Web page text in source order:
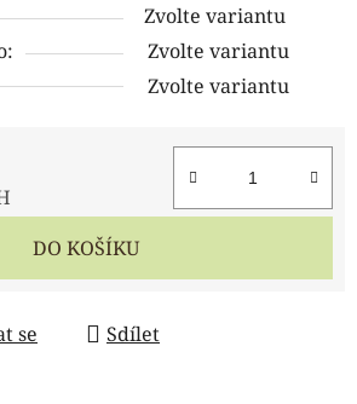
Zvolte variantu
Zvolte variantu
Zvolte variantu
DO KOŠÍKU
se Sdílet